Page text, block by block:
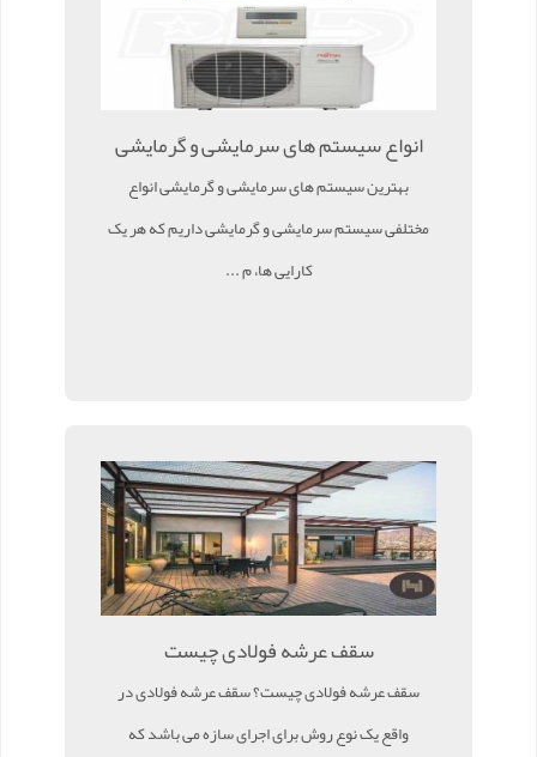
انواع سیستم های سرمایشی و گرمایشی
بهترین سیستم های سرمایشی و گرمایشی انواع
مختلفی سیستم سرمایشی و گرمایشی داریم که هر یک
کارایی ها، م ...
سقف عرشه فولادی چیست
سقف عرشه فولادی چیست؟ سقف عرشه فولادی در
واقع یک نوع روش برای اجرای سازه می باشد که